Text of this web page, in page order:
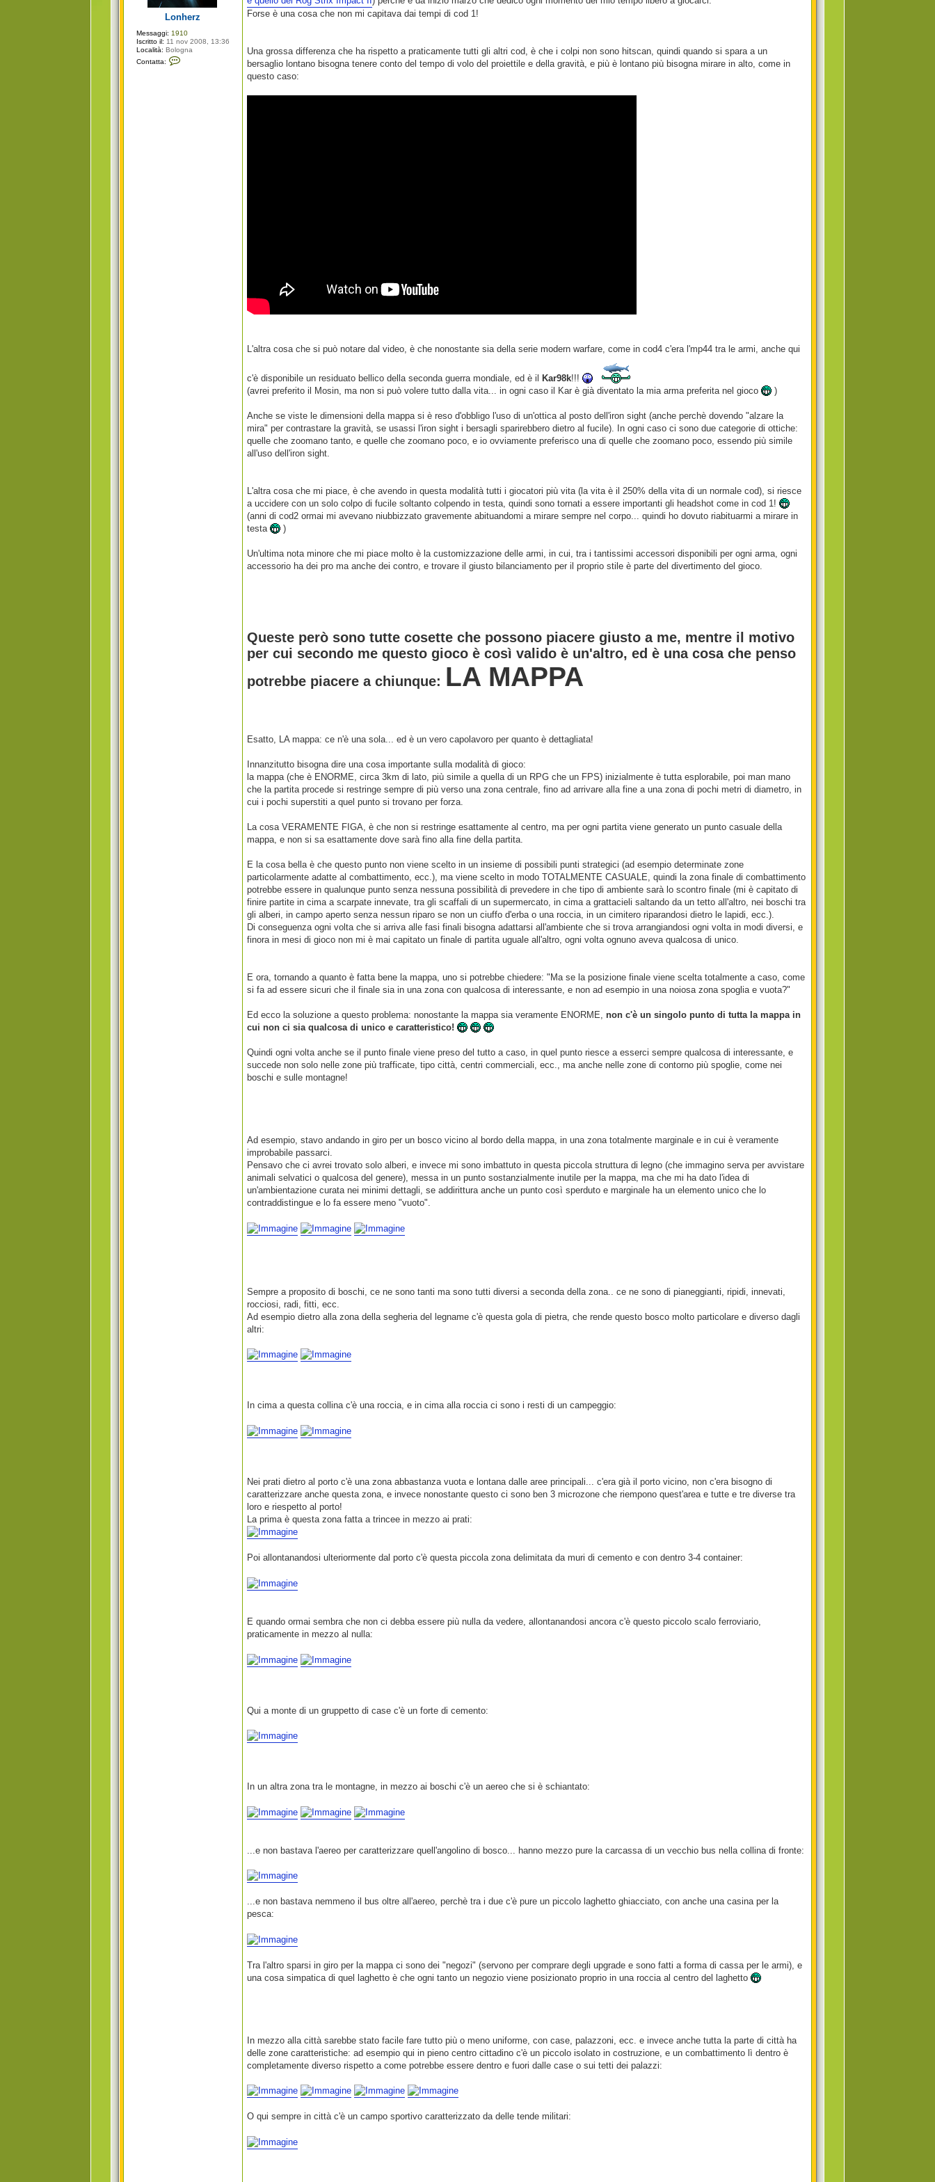
Lonherz
Messaggi: 1910
Iscritto il: 11 nov 2008, 13:36
Località: Bologna
Contatta:
g
i
o
Forse è una cosa che non mi capitava dai tempi di cod 1!
Una grossa differenza che ha rispetto a praticamente tutti gli altri cod, è che i colpi non sono hitscan, quindi quando si spara a un
bersaglio lontano bisogna tenere conto del tempo di volo del proiettile e della gravità, e più è lontano più bisogna mirare in alto, come in
questo caso:
L'altra cosa che si può notare dal video, è che nonostante sia della serie modern warfare, come in cod4 c'era l'mp44 tra le armi, anche qui
c'è disponibile un residuato bellico della seconda guerra mondiale, ed è il Kar98k!!!
(avrei preferito il Mosin, ma non si può volere tutto dalla vita... in ogni caso il Kar è già diventato la mia arma preferita nel gioco
)
Anche se viste le dimensioni della mappa si è reso d'obbligo l'uso di un'ottica al posto dell'iron sight (anche perchè dovendo "alzare la
mira" per contrastare la gravità, se usassi l'iron sight i bersagli sparirebbero dietro al fucile). In ogni caso ci sono due categorie di ottiche:
quelle che zoomano tanto, e quelle che zoomano poco, e io ovviamente preferisco una di quelle che zoomano poco, essendo più simile
all'uso dell'iron sight.
L'altra cosa che mi piace, è che avendo in questa modalità tutti i giocatori più vita (la vita è il 250% della vita di un normale cod), si riesce
a uccidere con un solo colpo di fucile soltanto colpendo in testa, quindi sono tornati a essere importanti gli headshot come in cod 1!
(anni di cod2 ormai mi avevano niubbizzato gravemente abituandomi a mirare sempre nel corpo... quindi ho dovuto riabituarmi a mirare in
testa
)
Un'ultima nota minore che mi piace molto è la customizzazione delle armi, in cui, tra i tantissimi accessori disponibili per ogni arma, ogni
accessorio ha dei pro ma anche dei contro, e trovare il giusto bilanciamento per il proprio stile è parte del divertimento del gioco.
Queste però sono tutte cosette che possono piacere giusto a me, mentre il motivo
per cui secondo me questo gioco è così valido è un'altro, ed è una cosa che penso
potrebbe piacere a chiunque: LA MAPPA
Esatto, LA mappa: ce n'è una sola... ed è un vero capolavoro per quanto è dettagliata!
Innanzitutto bisogna dire una cosa importante sulla modalità di gioco:
la mappa (che è ENORME, circa 3km di lato, più simile a quella di un RPG che un FPS) inizialmente è tutta esplorabile, poi man mano
che la partita procede si restringe sempre di più verso una zona centrale, fino ad arrivare alla fine a una zona di pochi metri di diametro, in
cui i pochi superstiti a quel punto si trovano per forza.
La cosa VERAMENTE FIGA, è che non si restringe esattamente al centro, ma per ogni partita viene generato un punto casuale della
mappa, e non si sa esattamente dove sarà fino alla fine della partita.
E la cosa bella è che questo punto non viene scelto in un insieme di possibili punti strategici (ad esempio determinate zone
particolarmente adatte al combattimento, ecc.), ma viene scelto in modo TOTALMENTE CASUALE, quindi la zona finale di combattimento
potrebbe essere in qualunque punto senza nessuna possibilità di prevedere in che tipo di ambiente sarà lo scontro finale (mi è capitato di
finire partite in cima a scarpate innevate, tra gli scaffali di un supermercato, in cima a grattacieli saltando da un tetto all'altro, nei boschi tra
gli alberi, in campo aperto senza nessun riparo se non un ciuffo d'erba o una roccia, in un cimitero riparandosi dietro le lapidi, ecc.).
Di conseguenza ogni volta che si arriva alle fasi finali bisogna adattarsi all'ambiente che si trova arrangiandosi ogni volta in modi diversi, e
finora in mesi di gioco non mi è mai capitato un finale di partita uguale all'altro, ogni volta ognuno aveva qualcosa di unico.
E ora, tornando a quanto è fatta bene la mappa, uno si potrebbe chiedere: "Ma se la posizione finale viene scelta totalmente a caso, come
si fa ad essere sicuri che il finale sia in una zona con qualcosa di interessante, e non ad esempio in una noiosa zona spoglia e vuota?"
Ed ecco la soluzione a questo problema: nonostante la mappa sia veramente ENORME,non c'è un singolo punto di tutta la mappa in
cui non ci sia qualcosa di unico e caratteristico!
Quindi ogni volta anche se il punto finale viene preso del tutto a caso, in quel punto riesce a esserci sempre qualcosa di interessante, e
succede non solo nelle zone più trafficate, tipo città, centri commerciali, ecc., ma anche nelle zone di contorno più spoglie, come nei
boschi e sulle montagne!
Ad esempio, stavo andando in giro per un bosco vicino al bordo della mappa, in una zona totalmente marginale e in cui è veramente
improbabile passarci.
Pensavo che ci avrei trovato solo alberi, e invece mi sono imbattuto in questa piccola struttura di legno (che immagino serva per avvistare
animali selvatici o qualcosa del genere), messa in un punto sostanzialmente inutile per la mappa, ma che mi ha dato l'idea di
un'ambientazione curata nei minimi dettagli, se addirittura anche un punto così sperduto e marginale ha un elemento unico che lo
contraddistingue e lo fa essere meno "vuoto".
Sempre a proposito di boschi, ce ne sono tanti ma sono tutti diversi a seconda della zona.. ce ne sono di pianeggianti, ripidi, innevati,
rocciosi, radi, fitti, ecc.
Ad esempio dietro alla zona della segheria del legname c'è questa gola di pietra, che rende questo bosco molto particolare e diverso dagli
altri:
In cima a questa collina c'è una roccia, e in cima alla roccia ci sono i resti di un campeggio:
Nei prati dietro al porto c'è una zona abbastanza vuota e lontana dalle aree principali... c'era già il porto vicino, non c'era bisogno di
caratterizzare anche questa zona, e invece nonostante questo ci sono ben 3 microzone che riempono quest'area e tutte e tre diverse tra
loro e riespetto al porto!
La prima è questa zona fatta a trincee in mezzo ai prati:
Poi allontanandosi ulteriormente dal porto c'è questa piccola zona delimitata da muri di cemento e con dentro 3-4 container:
E quando ormai sembra che non ci debba essere più nulla da vedere, allontanandosi ancora c'è questo piccolo scalo ferroviario,
praticamente in mezzo al nulla:
Qui a monte di un gruppetto di case c'è un forte di cemento:
In un altra zona tra le montagne, in mezzo ai boschi c'è un aereo che si è schiantato:
...e non bastava l'aereo per caratterizzare quell'angolino di bosco... hanno mezzo pure la carcassa di un vecchio bus nella collina di fronte:
...e non bastava nemmeno il bus oltre all'aereo, perchè tra i due c'è pure un piccolo laghetto ghiacciato, con anche una casina per la
pesca:
Tra l'altro sparsi in giro per la mappa ci sono dei "negozi" (servono per comprare degli upgrade e sono fatti a forma di cassa per le armi), e
una cosa simpatica di quel laghetto è che ogni tanto un negozio viene posizionato proprio in una roccia al centro del laghetto
In mezzo alla città sarebbe stato facile fare tutto più o meno uniforme, con case, palazzoni, ecc. e invece anche tutta la parte di città ha
delle zone caratteristiche: ad esempio qui in pieno centro cittadino c'è un piccolo isolato in costruzione, e un combattimento lì dentro è
completamente diverso rispetto a come potrebbe essere dentro e fuori dalle case o sui tetti dei palazzi:
O qui sempre in città c'è un campo sportivo caratterizzato da delle tende militari: